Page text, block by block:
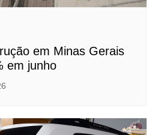
em Minas Gerais
em junho